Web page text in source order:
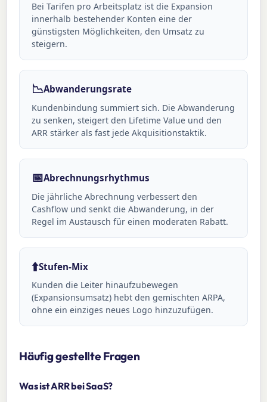
Bei Tarifen pro Arbeitsplatz ist die Expansion
innerhalb bestehender Konten eine der
günstigsten Möglichkeiten, den Umsatz zu
steigern.
📉Abwanderungsrate
Kundenbindung summiert sich. Die Abwanderung
zu senken, steigert den Lifetime Value und den
ARR stärker als fast jede Akquisitionstaktik.
📅Abrechnungsrhythmus
Die jährliche Abrechnung verbessert den
Cashflow und senkt die Abwanderung, in der
Regel im Austausch für einen moderaten Rabatt.
⬆️Stufen-Mix
Kunden die Leiter hinaufzubewegen
(Expansionsumsatz) hebt den gemischten ARPA,
ohne ein einziges neues Logo hinzuzufügen.
Häufig gestellte Fragen
Was ist ARR bei SaaS?